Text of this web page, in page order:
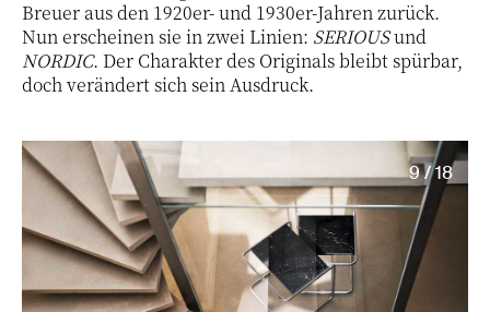
Breuer aus den 1920er- und 1930er-Jahren zurück.
Nun erscheinen sie in zwei Linien: SERIOUSund
NORDIC. Der Charakter des Originals bleibt spürbar,
doch verändert sich sein Ausdruck.
9 / 18